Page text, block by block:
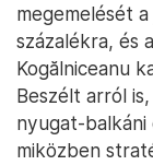
megemelését
százalékra, és
Kogălniceanu
Beszélt arról
nyugat-balkáni
miközben